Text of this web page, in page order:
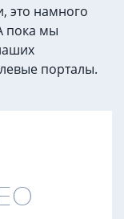
это намного
пока мы
порталы.